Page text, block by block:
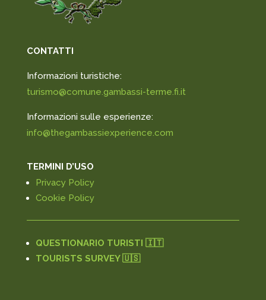
CONTATTI
Informazioni turistiche:
turismo@comune.gambassi-terme.fi.it
Informazioni sulle esperienze:
info@thegambassiexperience.com
TERMINI D’USO
Privacy Policy
Cookie Policy
QUESTIONARIO TURISTI 🇮🇹
TOURISTS SURVEY 🇺🇸